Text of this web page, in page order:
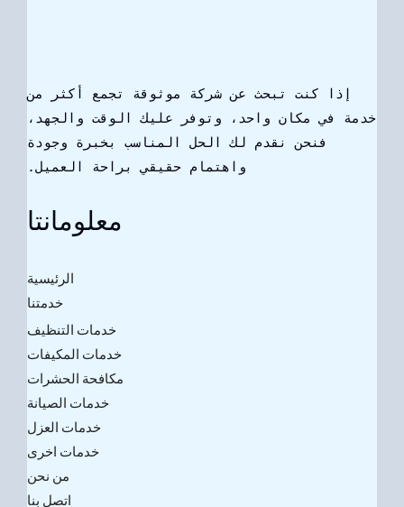
إذا كنت تبحث عن شركة موثوقة تجمع أكثر من
خدمة في مكان واحد، وتوفر عليك الوقت والجهد،
فنحن نقدم لك الحل المناسب بخبرة وجودة
واهتمام حقيقي براحة العميل.
معلومانتا
الرئيسية
خدمتنا
خدمات التنظيف
خدمات المكيفات
مكافحة الحشرات
خدمات الصيانة
خدمات العزل
خدمات اخرى
من نحن
اتصل بنا